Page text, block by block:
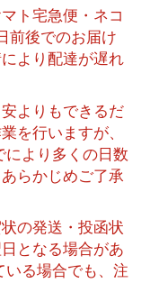
ト宅急便・ネコ
前後でのお届け
より配達が遅れ
よりもできるだ
を行いますが、
により多くの日数
らかじめご了承
の発送・投函状
となる場合があ
いる場合でも、注